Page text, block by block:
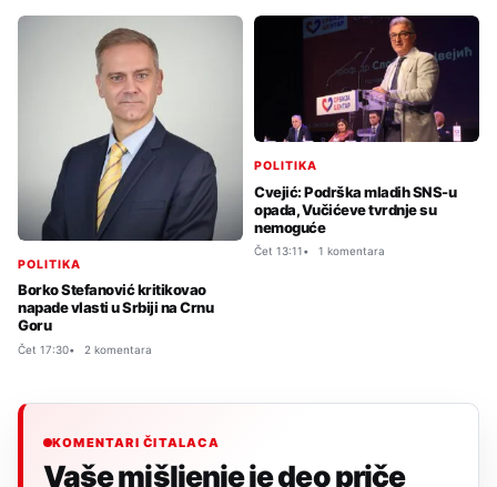
POLITIKA
Borko Stefanović kritikovao
napade vlasti u Srbiji na Crnu
Goru
Čet 17:30 2 komentara
POLITIKA
Cvejić: Podrška mladih SNS-u
opada, Vučićeve tvrdnje su
nemoguće
Čet 13:11 1 komentara
KOMENTARI ČITALACA
Vaše mišljenje je deo priče